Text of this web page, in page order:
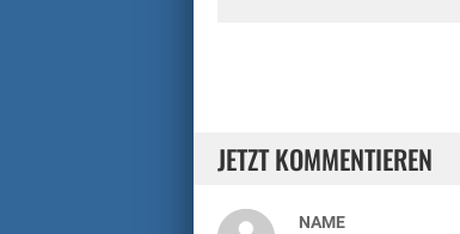
JETZT KOMMENTIEREN
NAME